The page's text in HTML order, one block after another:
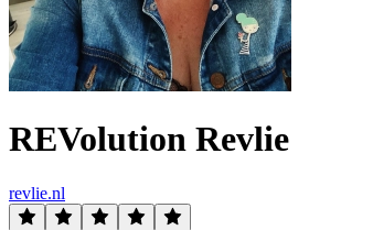
REVolution Revlie
revlie.nl